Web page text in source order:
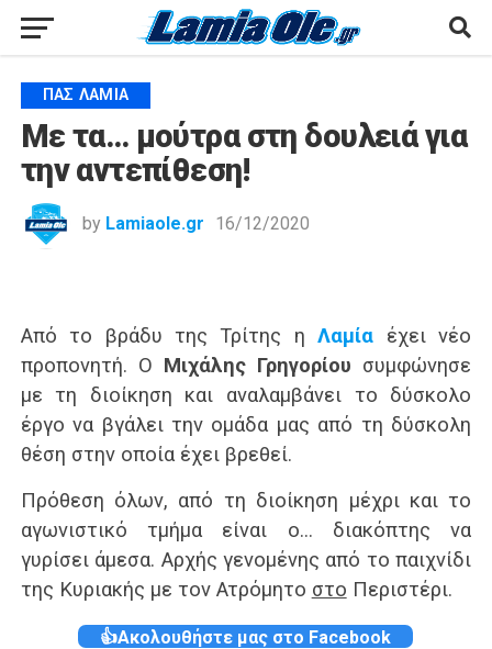
ΠΑΣ ΛΑΜΊΑ
Με τα… μούτρα στη δουλειά για
την αντεπίθεση!
by Lamiaole.gr 16/12/2020
Από το βράδυ της Τρίτης ηΛαμία έχει νέο
προπονητή. Ο Μιχάλης Γρηγορίου συμφώνησε
με τη διοίκηση και αναλαμβάνει το δύσκολο
έργο να βγάλει την ομάδα μας από τη δύσκολη
θέση στην οποία έχει βρεθεί.
Πρόθεση όλων, από τη διοίκηση μέχρι και το
αγωνιστικό τμήμα είναι ο… διακόπτης να
γυρίσει άμεσα. Αρχής γενομένης από το παιχνίδι
της Κυριακής με τον Ατρόμητο στο Περιστέρι.
👍Ακολουθήστε μας στο Facebook